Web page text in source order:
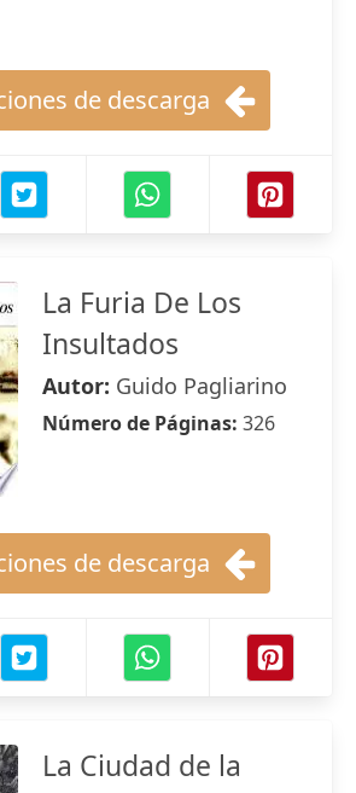
de descarga
La Furia De Los
Insultados
Autor: Guido Pagliarino
Número de Páginas: 326
de descarga
La Ciudad de la